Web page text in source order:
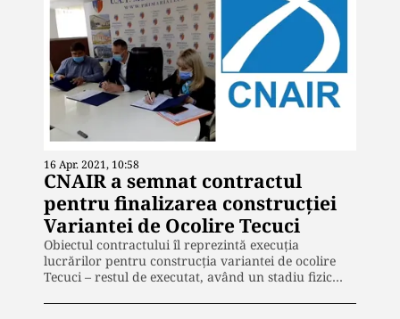
16 Apr. 2021, 10:58
CNAIR a semnat contractul
pentru finalizarea construcției
Variantei de Ocolire Tecuci
Obiectul contractului îl reprezintă execuţia
lucrărilor pentru construcţia variantei de ocolire
Tecuci – restul de executat, având un stadiu fizic…